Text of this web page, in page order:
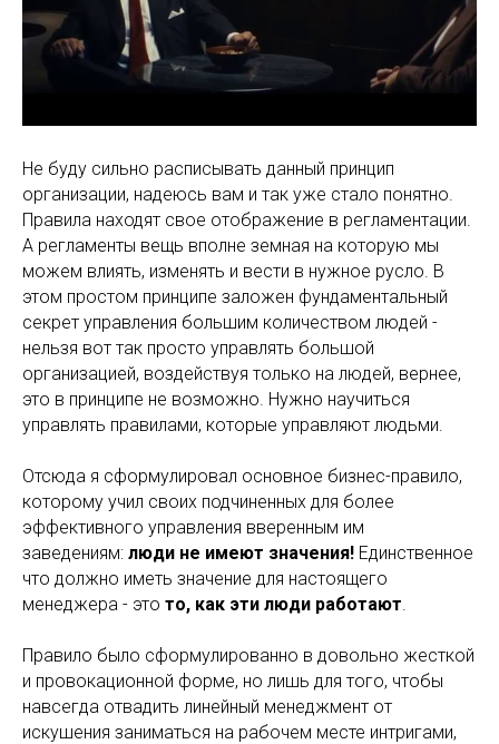
Не буду сильно расписывать данный принцип
организации, надеюсь вам и так уже стало понятно.
Правила находят свое отображение в регламентации.
А регламенты вещь вполне земная на которую мы
можем влиять, изменять и вести в нужное русло. В
этом простом принципе заложен фундаментальный
секрет управления большим количеством людей -
нельзя вот так просто управлять большой
организацией, воздействуя только на людей, вернее,
это в принципе не возможно. Нужно научиться
управлять правилами, которые управляют людьми.
Отсюда я сформулировал основное бизнес-правило,
которому учил своих подчиненных для более
эффективного управления вверенным им
заведениям: люди не имеют значения! Единственное
что должно иметь значение для настоящего
менеджера - это то, как эти люди работают
Правило было сформулированно в довольно жесткой
и провокационной форме, но лишь для того, чтобы
навсегда отвадить линейный менеджмент от
искушения заниматься на рабочем месте интригами,